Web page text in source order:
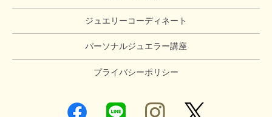
ジュエリーコーディネート
パーソナルジュエラー講座
プライバシーポリシー